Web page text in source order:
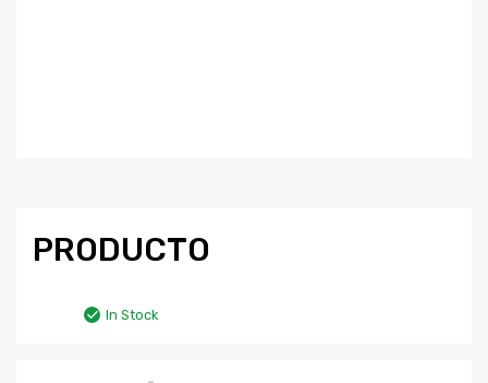
PRODUCTO
In Stock